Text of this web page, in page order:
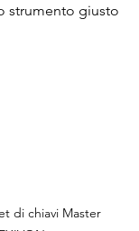
strumento giusto
di chiavi Master